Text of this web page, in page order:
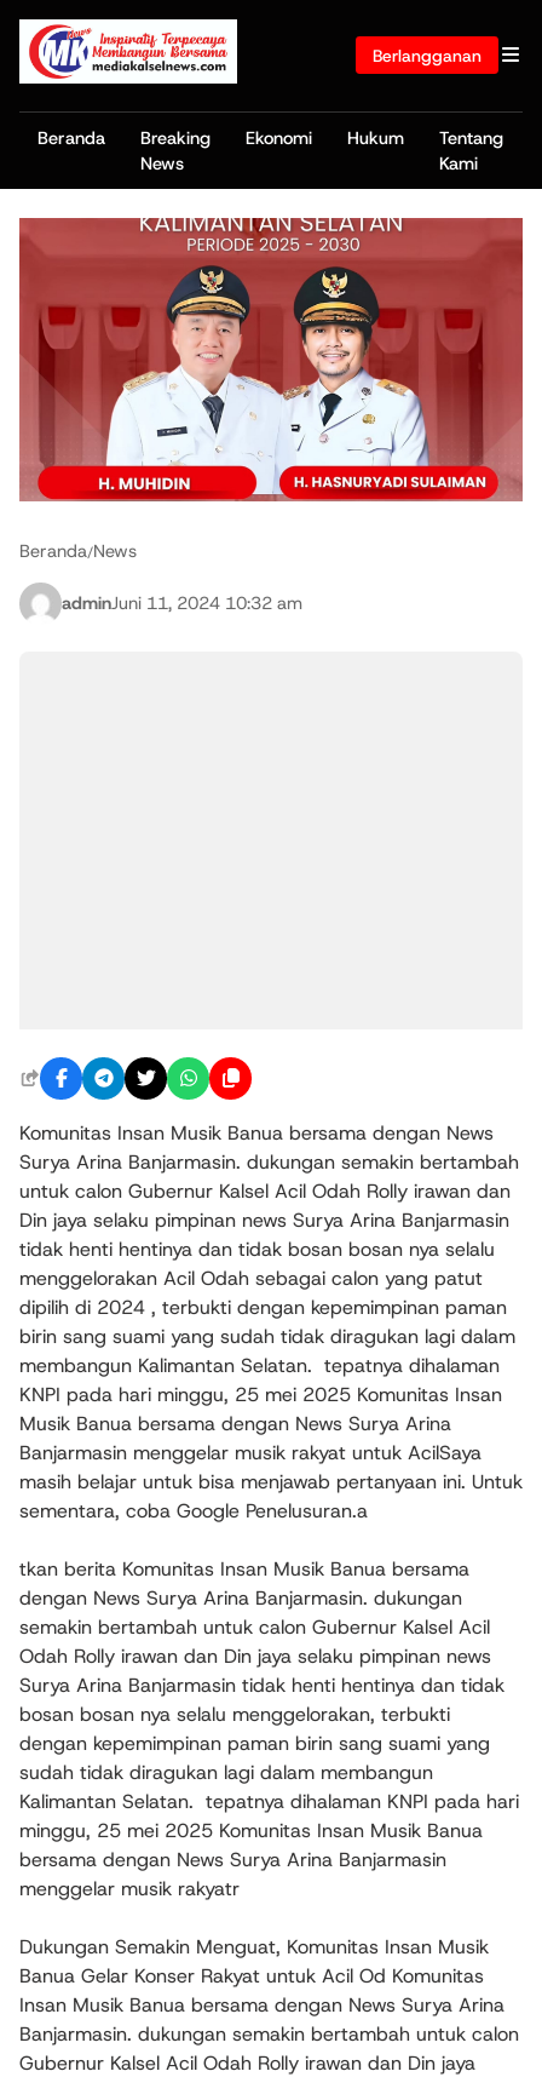
Berlangganan
Beranda
Breaking
News
Ekonomi Hukum
Tentang
Kami
Beranda/News
adminJuni 11, 2024 10:32 am
Komunitas Insan Musik Banua bersama dengan News
Surya Arina Banjarmasin. dukungan semakin bertambah
untuk calon Gubernur Kalsel Acil Odah Rolly irawan dan
Din jaya selaku pimpinan news Surya Arina Banjarmasin
tidak henti hentinya dan tidak bosan bosan nya selalu
menggelorakan Acil Odah sebagai calon yang patut
dipilih di 2024 , terbukti dengan kepemimpinan paman
birin sang suami yang sudah tidak diragukan lagi dalam
membangun Kalimantan Selatan. tepatnya dihalaman
KNPI pada hari minggu, 25 mei 2025 Komunitas Insan
Musik Banua bersama dengan News Surya Arina
Banjarmasin menggelar musik rakyat untuk AcilSaya
masih belajar untuk bisa menjawab pertanyaan ini. Untuk
sementara, coba Google Penelusuran.a
tkan berita Komunitas Insan Musik Banua bersama
dengan News Surya Arina Banjarmasin. dukungan
semakin bertambah untuk calon Gubernur Kalsel Acil
Odah Rolly irawan dan Din jaya selaku pimpinan news
Surya Arina Banjarmasin tidak henti hentinya dan tidak
bosan bosan nya selalu menggelorakan, terbukti
dengan kepemimpinan paman birin sang suami yang
sudah tidak diragukan lagi dalam membangun
Kalimantan Selatan. tepatnya dihalaman KNPI pada hari
minggu, 25 mei 2025 Komunitas Insan Musik Banua
bersama dengan News Surya Arina Banjarmasin
menggelar musik rakyatr
Dukungan Semakin Menguat, Komunitas Insan Musik
Banua Gelar Konser Rakyat untuk Acil Od Komunitas
Insan Musik Banua bersama dengan News Surya Arina
Banjarmasin. dukungan semakin bertambah untuk calon
Gubernur Kalsel Acil Odah Rolly irawan dan Din jaya